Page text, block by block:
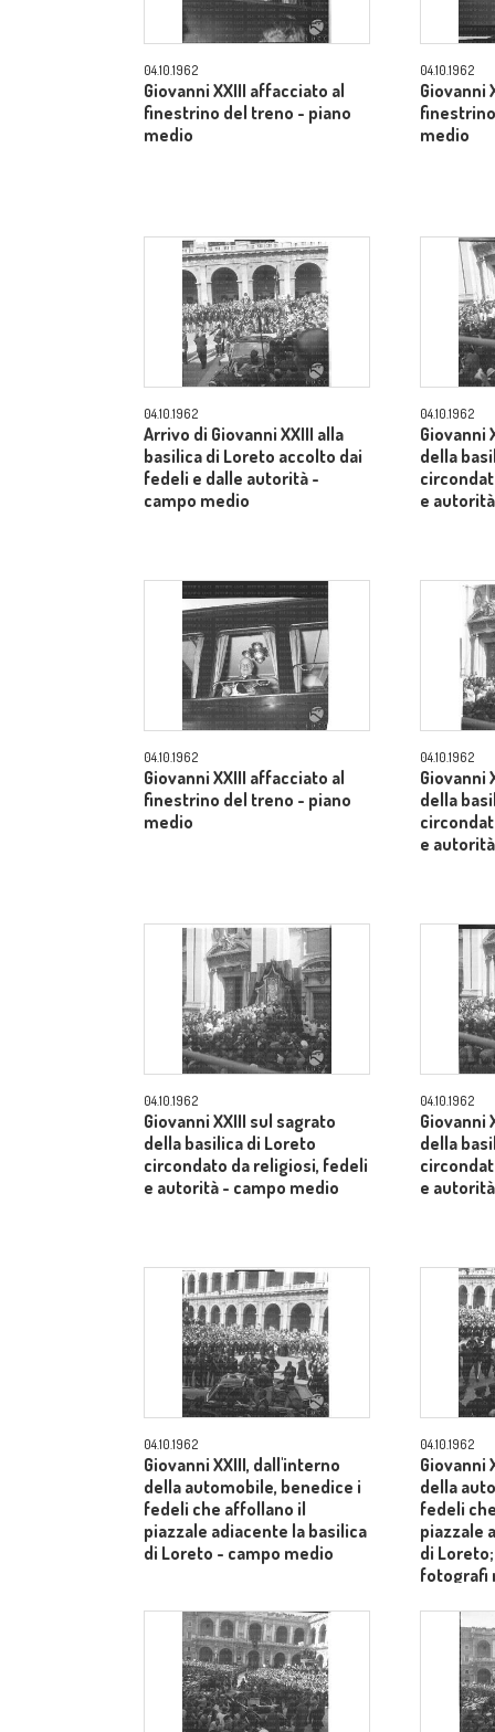
04.10.1962
Giovanni XXIII affacciato al
finestrino del treno - piano
medio
04.10.1962
Giovanni
medio
04.10.1962
Arrivo di Giovanni XXIII alla
basilica di Loreto accolto dai
fedeli e dalle autorità -
campo medio
04.10.1962
Giovanni
della
e
04.10.1962
Giovanni XXIII affacciato al
finestrino del treno - piano
medio
04.10.1962
Giovanni
della
e
04.10.1962
Giovanni XXIII sul sagrato
della basilica di Loreto
circondato da religiosi, fedeli
e autorità - campo medio
04.10.1962
Giovanni
della
e
04.10.1962
Giovanni XXIII, dall'interno
della automobile, benedice i
fedeli che affollano il
piazzale adiacente la basilica
di Loreto - campo medio
04.10.1962
Giovanni
della
fedeli
piazzale
di
fotografi